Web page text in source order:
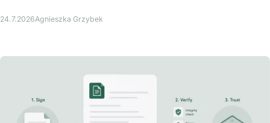
24.7.2026Agnieszka Grzybek